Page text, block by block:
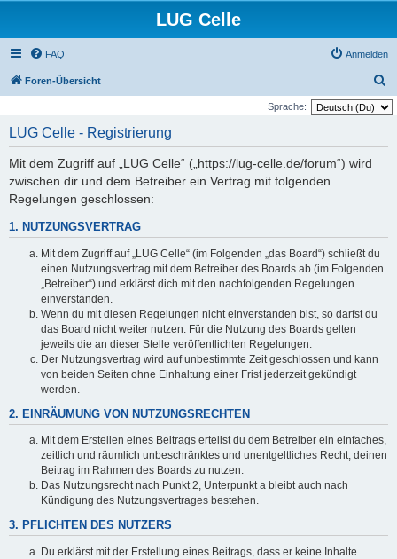
LUG Celle
FAQ Anmelden
Foren-Übersicht
u
Sprache:
LUG Celle - Registrierung
Mit dem Zugriff auf „LUG Celle“ („https://lug-celle.de/forum“) wird
zwischen dir und dem Betreiber ein Vertrag mit folgenden
Regelungen geschlossen:
1. NUTZUNGSVERTRAG
Mit dem Zugriff auf „LUG Celle“ (im Folgenden „das Board“) schließt du
einen Nutzungsvertrag mit dem Betreiber des Boards ab (im Folgenden
„Betreiber“) und erklärst dich mit den nachfolgenden Regelungen
einverstanden.
Wenn du mit diesen Regelungen nicht einverstanden bist, so darfst du
das Board nicht weiter nutzen. Für die Nutzung des Boards gelten
jeweils die an dieser Stelle veröffentlichten Regelungen.
Der Nutzungsvertrag wird auf unbestimmte Zeit geschlossen und kann
von beiden Seiten ohne Einhaltung einer Frist jederzeit gekündigt
werden.
2. EINRÄUMUNG VON NUTZUNGSRECHTEN
Mit dem Erstellen eines Beitrags erteilst du dem Betreiber ein einfaches,
zeitlich und räumlich unbeschränktes und unentgeltliches Recht, deinen
Beitrag im Rahmen des Boards zu nutzen.
Das Nutzungsrecht nach Punkt 2, Unterpunkt a bleibt auch nach
Kündigung des Nutzungsvertrages bestehen.
3. PFLICHTEN DES NUTZERS
Du erklärst mit der Erstellung eines Beitrags, dass er keine Inhalte